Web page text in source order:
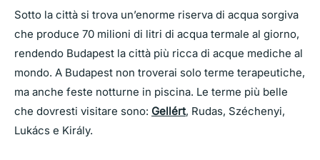
Sotto la città si trova un’enorme riserva di acqua sorgiva
che produce 70 milioni di litri di acqua termale al giorno,
rendendo Budapest la città più ricca di acque mediche al
mondo. A Budapest non troverai solo terme terapeutiche,
ma anche feste notturne in piscina. Le terme più belle
che dovresti visitare sono: Gellért, Rudas, Széchenyi,
Lukács e Király.